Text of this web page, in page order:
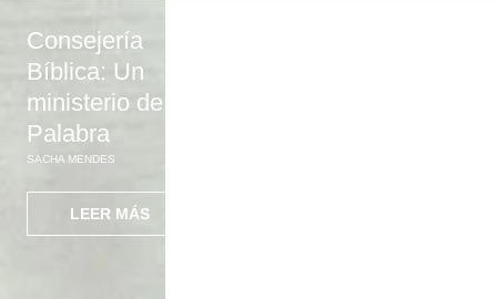
Consejería
Bíblica: Un
ministerio de la
Palabra
SACHA MENDES
LEER MÁS